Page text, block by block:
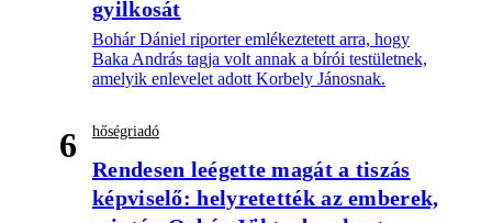
gyilkosát
Bohár Dániel riporter emlékeztetett arra, hogy
Baka András tagja volt annak a bírói testületnek,
amelyik enlevelet adott Korbely Jánosnak.
6 hőségriadó
Rendesen leégette magát a tiszás
képviselő: helyretették az emberek,